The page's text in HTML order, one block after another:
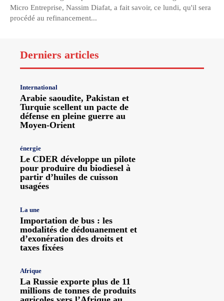
Micro Entreprise, Nassim Diafat, a fait savoir, ce lundi, qu'il sera
procédé au refinancement...
Derniers articles
International
Arabie saoudite, Pakistan et
Turquie scellent un pacte de
défense en pleine guerre au
Moyen-Orient
énergie
Le CDER développe un pilote
pour produire du biodiesel à
partir d’huiles de cuisson
usagées
La une
Importation de bus : les
modalités de dédouanement et
d’exonération des droits et
taxes fixées
Afrique
La Russie exporte plus de 11
millions de tonnes de produits